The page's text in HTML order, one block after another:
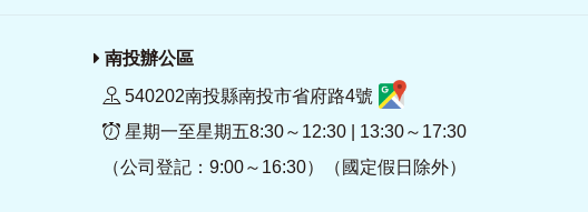
南投辦公區
540202南投縣南投市省府路4號
星期一至星期五8:30～12:30 | 13:30～17:30
（公司登記：9:00～16:30）（國定假日除外）